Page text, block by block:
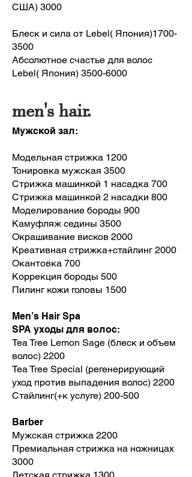
США) 3000
Блеск и сила от Lebel( Япония)1700-
3500
Абсолютное счастье для волос
Lebel( Япония) 3500-6000
men's hair.
Мужской зал:
Модельная стрижка 1200
Тонировка мужская 3500
Стрижка машинкой 1 насадка 700
Стрижка машинкой 2 насадки 800
Моделирование бороды 900
Камуфляж седины 3500
Окрашивание висков 2000
Креативная стрижка+стайлинг 2000
Окантовка 700
Коррекция бороды 500
Пилинг кожи головы 1500
Men’s Hair Spa
SPA уходы для волос:
Tea Tree Lemon Sage (блеск и объем
волос) 2200
Tea Tree Special (регенерирующий
уход против выпадения волос) 2200
Стайлинг(+к услуге) 200-500
Barber
Мужская стрижка 2200
Премиальная стрижка на ножницах
3000